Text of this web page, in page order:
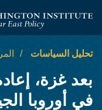
معهد واشنطن لسياسات
تحليل السياسات
بعد غزة،
في أوروبا